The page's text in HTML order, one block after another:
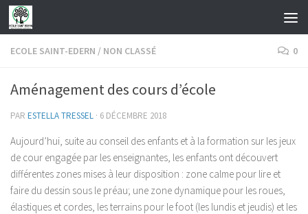
Skip to content
ECOLE SAINT-EDERN / NON CLASSÉ 0
Aménagement des cours d’école
PAR ESTELLA TRESSEL · 6 DÉCEMBRE 2018
Aujourd’hui, suite au conseil des enfants et à la formation sur les jeux
de cour engagée par les enseignantes, les enfants ont découvert
différentes zones mises à leur disposition : zone calme pour lire et
faire du dessin sous le préau; une zone dynamique pour les roues,
élastiques et cordes, les terrains pour le foot (les lundis et jeudis) et les